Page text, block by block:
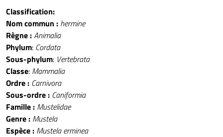
Classification:
Nom commun : hermine
Règne :Animalia
Phylum: Cordata
Sous-phylum: Vertebrata
Classe: Mammalia
Ordre : Carnivora
Sous-ordre : Caniformia
Famille : Mustelidae
Genre : Mustela
Espèce : Mustela erminea